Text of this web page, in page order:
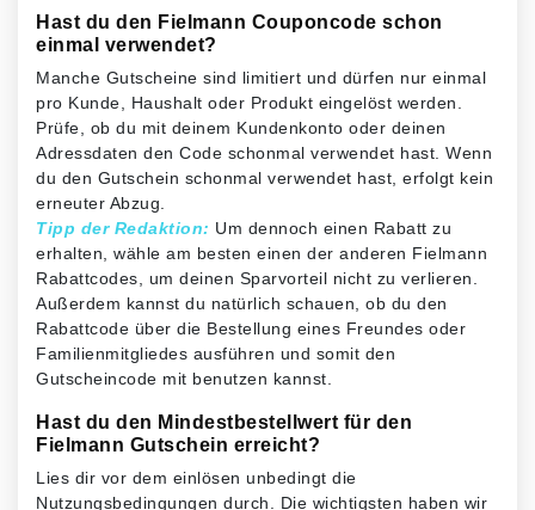
Hast du den Fielmann Couponcode schon
einmal verwendet?
Manche Gutscheine sind limitiert und dürfen nur einmal
pro Kunde, Haushalt oder Produkt eingelöst werden.
Prüfe, ob du mit deinem Kundenkonto oder deinen
Adressdaten den Code schonmal verwendet hast. Wenn
du den Gutschein schonmal verwendet hast, erfolgt kein
erneuter Abzug.
Tipp der Redaktion: Um dennoch einen Rabatt zu
erhalten, wähle am besten einen der anderen Fielmann
Rabattcodes, um deinen Sparvorteil nicht zu verlieren.
Außerdem kannst du natürlich schauen, ob du den
Rabattcode über die Bestellung eines Freundes oder
Familienmitgliedes ausführen und somit den
Gutscheincode mit benutzen kannst.
Hast du den Mindestbestellwert für den
Fielmann Gutschein erreicht?
Lies dir vor dem einlösen unbedingt die
Nutzungsbedingungen durch. Die wichtigsten haben wir